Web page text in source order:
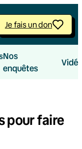
Je fais un don
Nos
enquêtes
pour faire